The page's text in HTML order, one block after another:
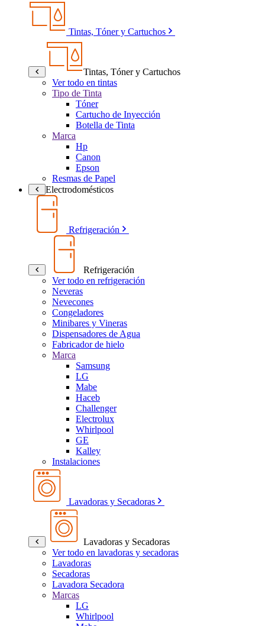
Tintas, Tóner y Cartuchos
Tintas, Tóner y Cartuchos
Ver todo en tintas
Tipo de Tinta
Tóner
Cartucho de Inyección
Botella de Tinta
Marca
Hp
Canon
Epson
Resmas de Papel
Electrodomésticos
Refrigeración
Refrigeración
Ver todo en refrigeración
Neveras
Nevecones
Congeladores
Minibares y Vineras
Dispensadores de Agua
Fabricador de hielo
Marca
Samsung
LG
Mabe
Haceb
Challenger
Electrolux
Whirlpool
GE
Kalley
Instalaciones
Lavadoras y Secadoras
Lavadoras y Secadoras
Ver todo en lavadoras y secadoras
Lavadoras
Secadoras
Lavadora Secadora
Marcas
LG
Whirlpool